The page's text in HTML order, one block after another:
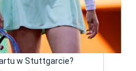
w Stuttgarcie?